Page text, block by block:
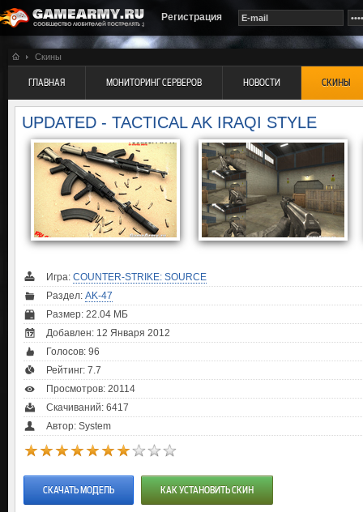
Регистрация
Скины
ГЛАВНАЯ МОНИТОРИНГ СЕРВЕРОВ НОВОСТИ СКИНЫ
UPDATED - TACTICAL AK IRAQI STYLE
Игра: COUNTER-STRIKE: SOURCE
Раздел: AK-47
Размер: 22.04 МБ
Добавлен: 12 Января 2012
Голосов: 96
Рейтинг: 7.7
Просмотров: 20114
Скачиваний: 6417
Автор: System
СКАЧАТЬ МОДЕЛЬ КАК УСТАНОВИТЬ СКИН